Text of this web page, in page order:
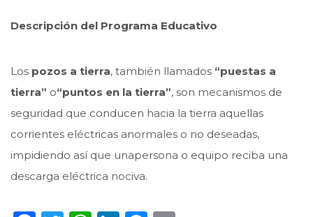
Descripción del Programa Educativo
Los pozos a tierra, también llamados “puestas a
tierra” o“puntos en la tierra”, son mecanismos de
seguridad que conducen hacia la tierra aquellas
corrientes eléctricas anormales o no deseadas,
impidiendo así que unapersona o equipo reciba una
descarga eléctrica nociva.